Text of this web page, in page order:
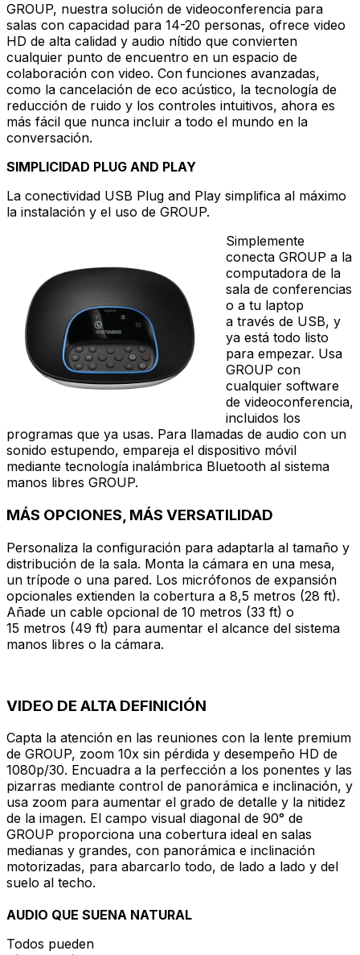
GROUP, nuestra solución de videoconferencia para
salas con capacidad para 14-20 personas, ofrece video
HD de alta calidad y audio nítido que convierten
cualquier punto de encuentro en un espacio de
colaboración con video. Con funciones avanzadas,
como la cancelación de eco acústico, la tecnología de
reducción de ruido y los controles intuitivos, ahora es
más fácil que nunca incluir a todo el mundo en la
conversación.
SIMPLICIDAD PLUG AND PLAY
La conectividad USB Plug and Play simplifica al máximo
la instalación y el uso de GROUP.
Simplemente
conecta GROUP a la
computadora de la
sala de conferencias
o a tu laptop
a través de USB, y
ya está todo listo
para empezar. Usa
GROUP con
cualquier software
de videoconferencia,
incluidos los
programas que ya usas. Para llamadas de audio con un
sonido estupendo, empareja el dispositivo móvil
mediante tecnología inalámbrica Bluetooth al sistema
manos libres GROUP.
MÁS OPCIONES, MÁS VERSATILIDAD
Personaliza la configuración para adaptarla al tamaño y
distribución de la sala. Monta la cámara en una mesa,
un trípode o una pared. Los micrófonos de expansión
opcionales extienden la cobertura a 8,5 metros (28 ft).
Añade un cable opcional de 10 metros (33 ft) o
15 metros (49 ft) para aumentar el alcance del sistema
manos libres o la cámara.
VIDEO DE ALTA DEFINICIÓN
Capta la atención en las reuniones con la lente premium
de GROUP, zoom 10x sin pérdida y desempeño HD de
1080p/30. Encuadra a la perfección a los ponentes y las
pizarras mediante control de panorámica e inclinación, y
usa zoom para aumentar el grado de detalle y la nitidez
de la imagen. El campo visual diagonal de 90° de
GROUP proporciona una cobertura ideal en salas
medianas y grandes, con panorámica e inclinación
motorizadas, para abarcarlo todo, de lado a lado y del
suelo al techo.
AUDIO QUE SUENA NATURAL
Todos pueden